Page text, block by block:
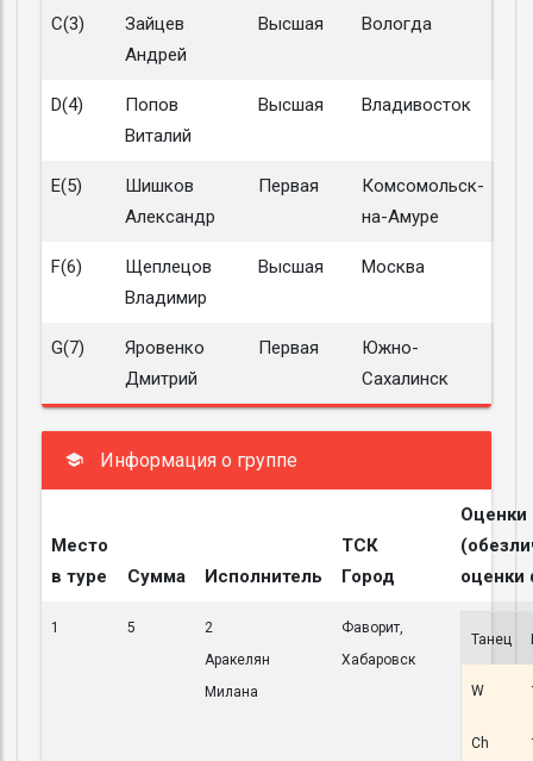
C(3)
Зайцев
Андрей
Высшая Вологда
D(4)
Попов
Виталий
Высшая Владивосток
E(5)
Шишков
Александр
Первая
Комсомольск-
на-Амуре
F(6)
Щеплецов
Владимир
Высшая Москва
G(7)
Яровенко
Дмитрий
Первая
Южно-
Сахалинск
Информация о группе
Место
в туре
Сумма Исполнитель
ТСК
Город
Оценки
оценки
1 5
2
Аракелян
Милана
Фаворит,
Хабаровск
Танец
W
Ch